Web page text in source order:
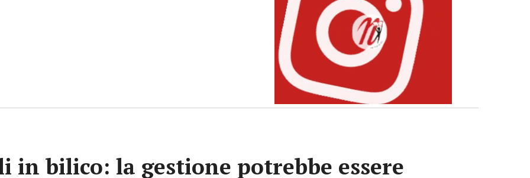
in bilico: la gestione potrebbe essere